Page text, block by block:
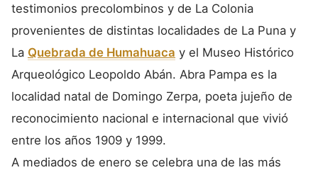
testimonios precolombinos y de La Colonia
provenientes de distintas localidades de La Puna y
La Quebrada de Humahuaca y el Museo Histórico
Arqueológico Leopoldo Abán. Abra Pampa es la
localidad natal de Domingo Zerpa, poeta jujeño de
reconocimiento nacional e internacional que vivió
entre los años 1909 y 1999.
A mediados de enero se celebra una de las más